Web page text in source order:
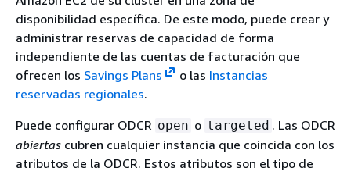
disponibilidad específica. De este modo, puede crear y
administrar reservas de capacidad de forma
independiente de las cuentas de facturación que
ofrecen los Savings Plans o las Instancias
reservadas regionales.
Puede configurar ODCR open o targeted . Las ODCR
abiertas cubren cualquier instancia que coincida con los
atributos de la ODCR. Estos atributos son el tipo de